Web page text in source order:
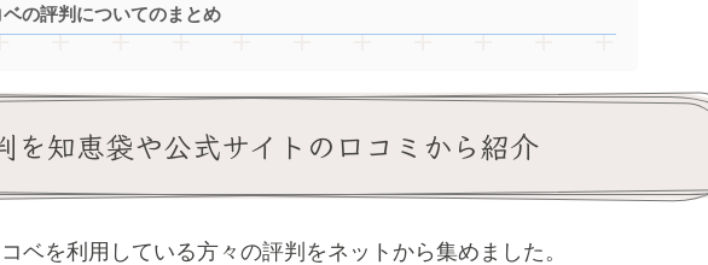
ベの評判についてのまとめ
を知恵袋や公式サイトの口コミから紹介
ベを利用している方々の評判をネットから集めました。